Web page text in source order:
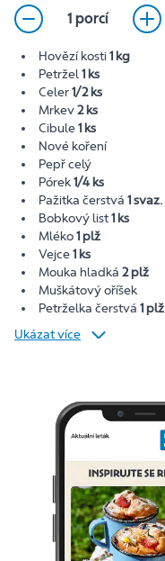
1 porcí
Hovězí kosti 1 kg
Petržel1 ks
Celer1/2 ks
Mrkev2 ks
Cibule1 ks
Nové koření
Pepř celý
Pórek1/4 ks
Pažitka čerstvá 1 svaz.
Bobkový list1 ks
Mléko1 plž
Vejce1 ks
Mouka hladká 2 plž
Muškátový oříšek
Petrželka čerstvá 1 plž
Ukázat více